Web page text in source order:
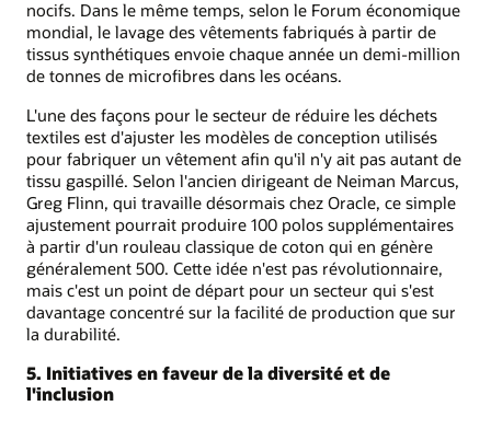
nocifs. Dans le même temps, selon le Forum économique
mondial, le lavage des vêtements fabriqués à partir de
tissus synthétiques envoie chaque année un demi-million
de tonnes de microfibres dans les océans.
L'une des façons pour le secteur de réduire les déchets
textiles est d'ajuster les modèles de conception utilisés
pour fabriquer un vêtement afin qu'il n'y ait pas autant de
tissu gaspillé. Selon l'ancien dirigeant de Neiman Marcus,
Greg Flinn, qui travaille désormais chez Oracle, ce simple
ajustement pourrait produire 100 polos supplémentaires
à partir d'un rouleau classique de coton qui en génère
généralement 500. Cette idée n'est pas révolutionnaire,
mais c'est un point de départ pour un secteur qui s'est
davantage concentré sur la facilité de production que sur
la durabilité.
5. Initiatives en faveur de la diversité et de
l'inclusion